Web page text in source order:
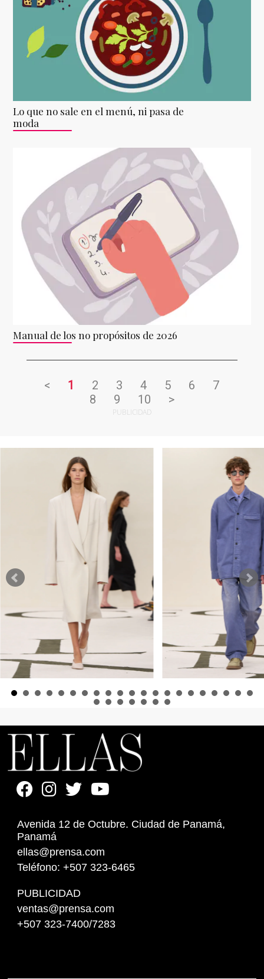
Lo que no sale en el menú, ni pasa de
moda
Manual de los no propósitos de 2026
< 1 2 3 4 5 6
7
8
9 10 >
PUBLICIDAD
Avenida 12 de Octubre. Ciudad de Panamá,
Panamá
ellas@prensa.com
Teléfono: +507 323-6465
PUBLICIDAD
ventas@prensa.com
+507 323-7400/7283